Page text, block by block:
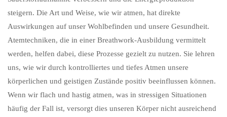
steigern. Die Art und Weise, wie wir atmen, hat direkte
Auswirkungen auf unser Wohlbefinden und unsere Gesundheit.
Atemtechniken, die in einer Breathwork-Ausbildung vermittelt
werden, helfen dabei, diese Prozesse gezielt zu nutzen. Sie lehren
uns, wie wir durch kontrolliertes und tiefes Atmen unsere
körperlichen und geistigen Zustände positiv beeinflussen können.
Wenn wir flach und hastig atmen, was in stressigen Situationen
häufig der Fall ist, versorgt dies unseren Körper nicht ausreichend